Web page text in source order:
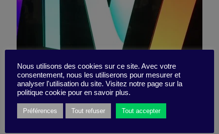
7 tendances techno à
retenir de VivaTech 2017
Nous utilisons des cookies sur ce site. Avec votre
consentement, nous les utiliserons pour mesurer et
analyser l'utilisation du site. Visitez notre page sur la
politique cookie pour en savoir plus.
Préférences Tout refuser Tout accepter